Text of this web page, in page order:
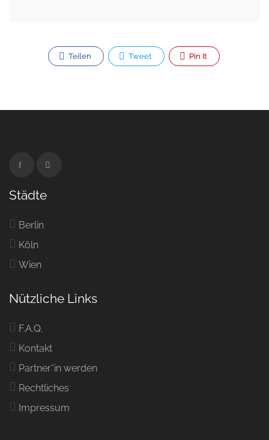
Teilen Tweet Pin It
Städte
Berlin
Köln
Wien
Nützliche Links
F.A.Q.
Kontakt
Partner*in werden
Rechtliches
Impressum